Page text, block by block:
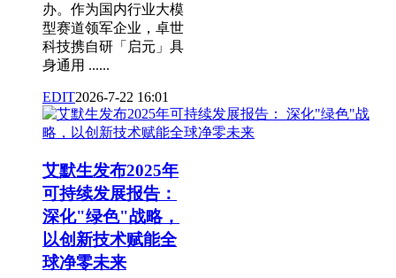
办。作为国内行业大模
型赛道领军企业，卓世
科技携自研「启元」具
身通用 ......
EDIT2026-7-22 16:01
艾默生发布2025年
可持续发展报告：
深化"绿色"战略，
以创新技术赋能全
球净零未来